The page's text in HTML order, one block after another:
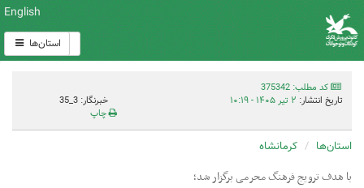
English
استان‌ها
کد مطلب: 375342
تاریخ انتشار: ۲ تیر ۱۴۰۵ - ۱۰:۱۹
خبرنگار: 3_35
چاپ
استان‌ها کرمانشاه
با هدف ترویج فرهنگ محرمی برگزار شد؛